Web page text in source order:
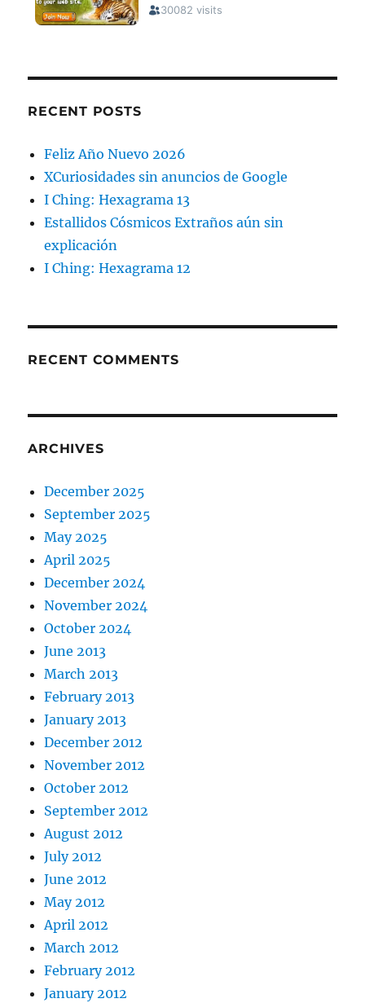
RECENT POSTS
Feliz Año Nuevo 2026
XCuriosidades sin anuncios de Google
I Ching: Hexagrama 13
Estallidos Cósmicos Extraños aún sin
explicación
I Ching: Hexagrama 12
RECENT COMMENTS
ARCHIVES
December 2025
September 2025
May 2025
April 2025
December 2024
November 2024
October 2024
June 2013
March 2013
February 2013
January 2013
December 2012
November 2012
October 2012
September 2012
August 2012
July 2012
June 2012
May 2012
April 2012
March 2012
February 2012
January 2012